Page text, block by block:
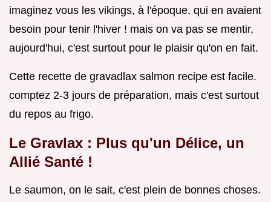
imaginez vous les vikings, à l'époque, qui en avaient
besoin pour tenir l'hiver ! mais on va pas se mentir,
aujourd'hui, c'est surtout pour le plaisir qu'on en fait.
Cette recette de gravadlax salmon recipe est facile.
comptez 2-3 jours de préparation, mais c'est surtout
du repos au frigo.
Le Gravlax : Plus qu'un Délice, un
Allié Santé !
Le saumon, on le sait, c'est plein de bonnes choses.